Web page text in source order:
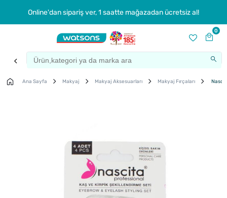
Online'dan sipariş ver, 1 saatte mağazadan ücretsiz al!
0
Ana Sayfa Makyaj Makyaj Aksesuarları Makyaj Fırçaları